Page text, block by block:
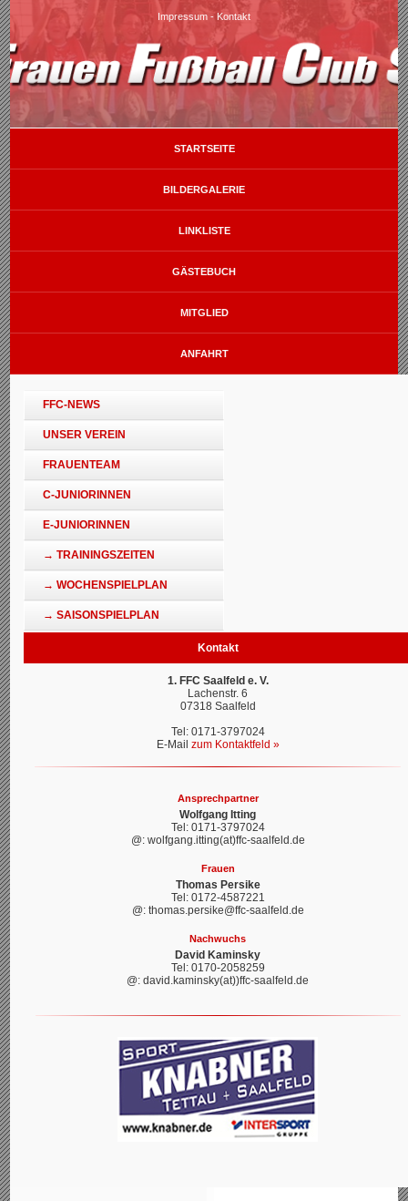
Impressum - Kontakt
STARTSEITE
BILDERGALERIE
LINKLISTE
GÄSTEBUCH
MITGLIED
ANFAHRT
FFC-NEWS
UNSER VEREIN
FRAUENTEAM
C-JUNIORINNEN
E-JUNIORINNEN
→ TRAININGSZEITEN
→ WOCHENSPIELPLAN
→ SAISONSPIELPLAN
Kontakt
1. FFC Saalfeld e. V.
Lachenstr. 6
07318 Saalfeld
Tel: 0171-3797024
E-Mail zum Kontaktfeld »
Ansprechpartner
Wolfgang Itting
Tel: 0171-3797024
@: wolfgang.itting(at)ffc-saalfeld.de
Frauen
Thomas Persike
Tel: 0172-4587221
@: thomas.persike@ffc-saalfeld.de
Nachwuchs
David Kaminsky
Tel: 0170-2058259
@: david.kaminsky(at))ffc-saalfeld.de